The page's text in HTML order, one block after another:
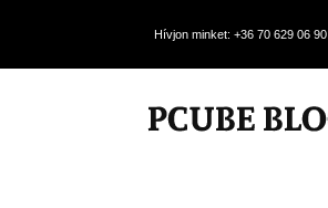
Hívjon minket: +36 70 629 06 90